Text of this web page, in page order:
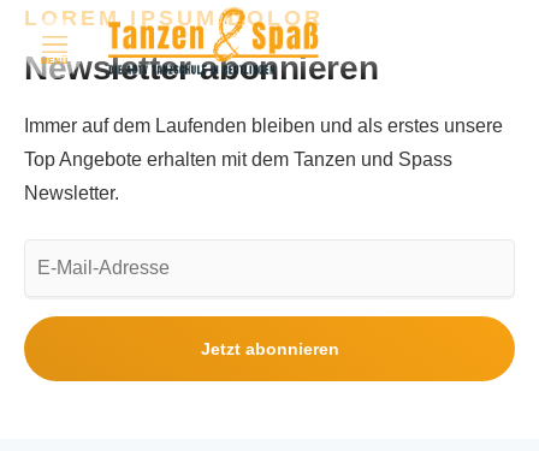
MENÜ
LOREM IPSUM DOLOR
Newsletter abonnieren
Immer auf dem Laufenden bleiben und als erstes unsere
Top Angebote erhalten mit dem Tanzen und Spass
Newsletter.
Adresse
Jetzt abonnieren